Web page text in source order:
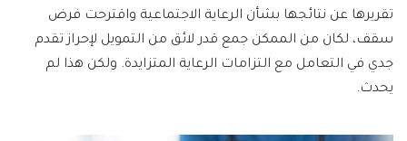
تقريرها عن نتائجها بشأن الرعاية الاجتماعية واقترحت فرض
سقف، لكان من الممكن جمع قدر لائق من التمويل لإحراز تقدم
جدي في التعامل مع التزامات الرعاية المتزايدة. ولكن هذا لم
يحدث.